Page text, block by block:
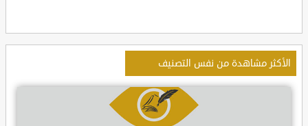
الأكثر مشاهدة من نفس التصنيف